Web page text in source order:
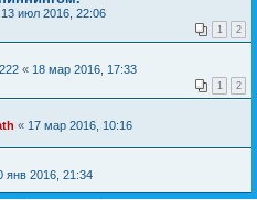
13 июл 2016, 22:06
1 2
« 18 мар 2016, 17:33
1 2
« 17 мар 2016, 10:16
янв 2016, 21:34